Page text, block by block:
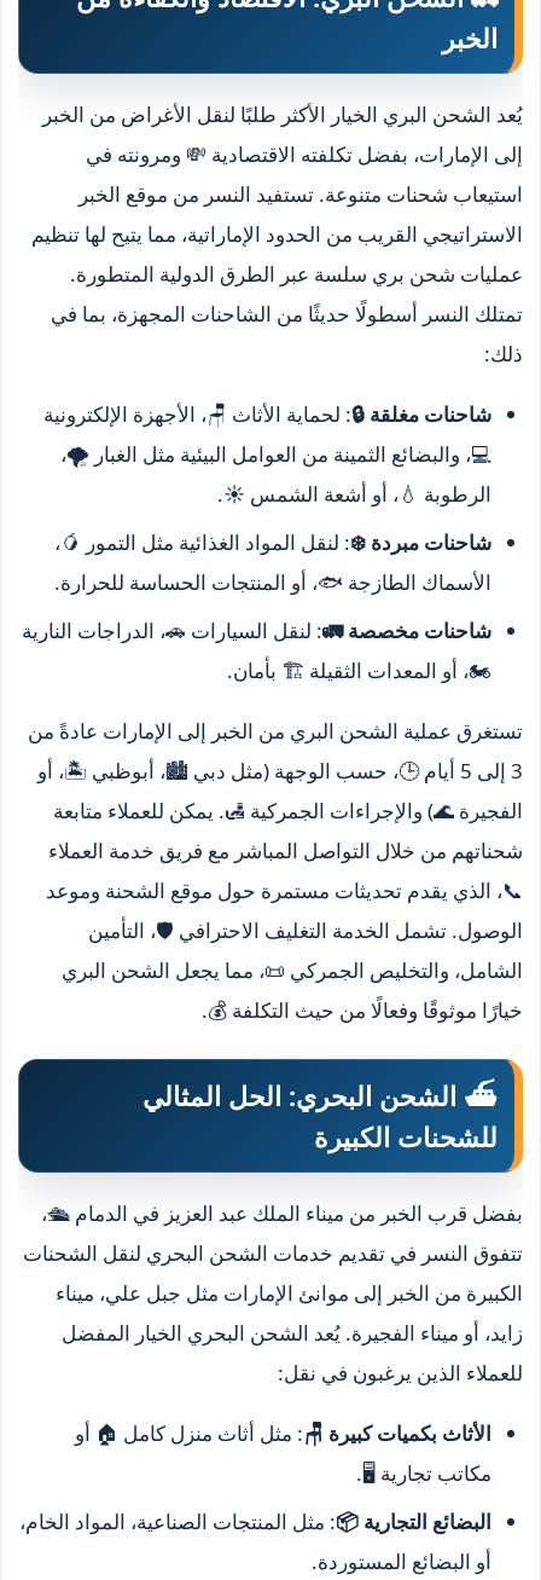
الخبر
يُعد الشحن البري الخيار الأكثر طلبًا لنقل الأغراض من الخبر
إلى الإمارات، بفضل تكلفته الاقتصادية 💸 ومرونته في
استيعاب شحنات متنوعة. تستفيد النسر من موقع الخبر
الاستراتيجي القريب من الحدود الإماراتية، مما يتيح لها تنظيم
عمليات شحن بري سلسة عبر الطرق الدولية المتطورة.
تمتلك النسر أسطولًا حديثًا من الشاحنات المجهزة، بما في
ذلك:
شاحنات مغلقة 🔒: لحماية الأثاث 🪑، الأجهزة الإلكترونية
💻، والبضائع الثمينة من العوامل البيئية مثل الغبار 🌪️،
الرطوبة 💧، أو أشعة الشمس ☀️.
شاحنات مبردة ❄️: لنقل المواد الغذائية مثل التمور 🥭،
الأسماك الطازجة 🐟، أو المنتجات الحساسة للحرارة.
شاحنات مخصصة 🚛: لنقل السيارات 🚗، الدراجات النارية
🏍️، أو المعدات الثقيلة 🏗️ بأمان.
تستغرق عملية الشحن البري من الخبر إلى الإمارات عادةً من
3 إلى 5 أيام 🕒، حسب الوجهة (مثل دبي 🏙️، أبوظبي 🏝️، أو
الفجيرة 🌊) والإجراءات الجمركية 🛃. يمكن للعملاء متابعة
شحناتهم من خلال التواصل المباشر مع فريق خدمة العملاء
📞، الذي يقدم تحديثات مستمرة حول موقع الشحنة وموعد
الوصول. تشمل الخدمة التغليف الاحترافي 🛡️، التأمين
الشامل، والتخليص الجمركي 📜، مما يجعل الشحن البري
خيارًا موثوقًا وفعالًا من حيث التكلفة 💰.
⛴️ الشحن البحري: الحل المثالي
للشحنات الكبيرة
بفضل قرب الخبر من ميناء الملك عبد العزيز في الدمام 🛳️،
تتفوق النسر في تقديم خدمات الشحن البحري لنقل الشحنات
الكبيرة من الخبر إلى موانئ الإمارات مثل جبل علي، ميناء
زايد، أو ميناء الفجيرة. يُعد الشحن البحري الخيار المفضل
للعملاء الذين يرغبون في نقل:
الأثاث بكميات كبيرة 🪑: مثل أثاث منزل كامل 🏠 أو
مكاتب تجارية 🖥️.
البضائع التجارية 📦: مثل المنتجات الصناعية، المواد الخام،
أو البضائع المستوردة.